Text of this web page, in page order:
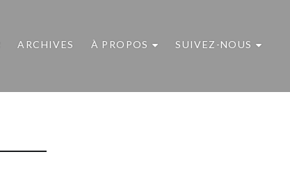
ARCHIVES À PROPOS SUIVEZ-NOUS